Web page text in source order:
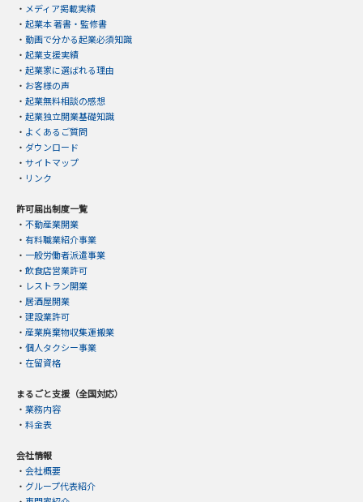
・ メディア掲載実績
・ 起業本 著書・監修書
・ 動画で分かる起業必須知識
・ 起業支援実績
・ 起業家に選ばれる理由
・ お客様の声
・ 起業無料相談の感想
・ 起業独立開業基礎知識
・ よくあるご質問
・ ダウンロード
・ サイトマップ
・ リンク
許可届出制度一覧
・ 不動産業開業
・ 有料職業紹介事業
・ 一般労働者派遣事業
・ 飲食店営業許可
・ レストラン開業
・ 居酒屋開業
・ 建設業許可
・ 産業廃棄物収集運搬業
・ 個人タクシー事業
・ 在留資格
まるごと支援（全国対応）
・ 業務内容
・ 料金表
会社情報
・ 会社概要
・ グループ代表紹介